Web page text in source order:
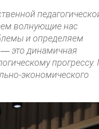
волнующие нас
и определяем
— это динамичная
экономического